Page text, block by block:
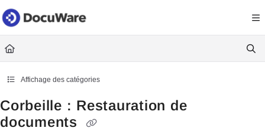
Documentation Index
Fetch the complete documentation index at: https://
Use this file to discover all available pages before exploring further.
Affichage des catégories
Corbeille : Restauration de
documents